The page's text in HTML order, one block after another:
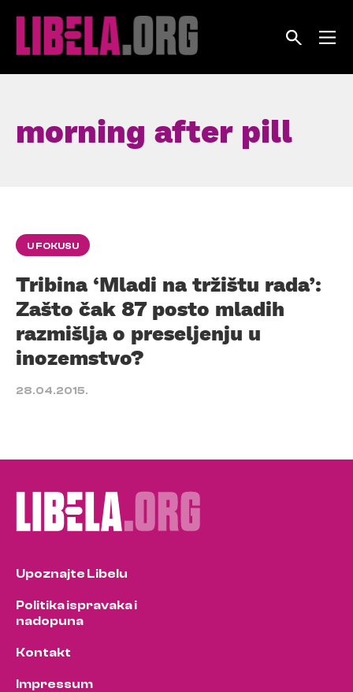
morning after pill
U FOKUSU
Tribina ‘Mladi na tržištu rada’:
Zašto čak 87 posto mladih
razmišlja o preseljenju u
inozemstvo?
28.04.2015.
Upoznajte Libelu
Politika ispravaka i
nadopuna
Kontakt
Impressum